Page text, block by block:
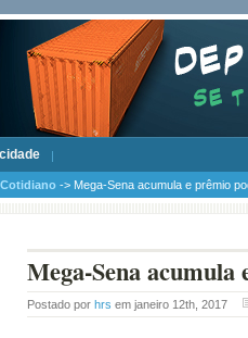
Cotidiano -> Mega-Sena acumula e prêmio
Mega-Sena acumula
Postado por hrs em janeiro 12th, 2017